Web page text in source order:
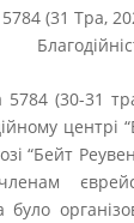
(31 Тра,
5784 (30-31
центрі
“Бейт
було